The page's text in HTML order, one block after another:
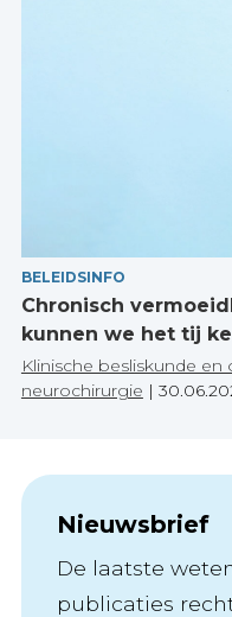
BELEIDSINFO
Chronisch
kunnen we het tij
Klinische besliskunde en
neurochirurgie |
Nieuwsbrief
De laatste
publicaties